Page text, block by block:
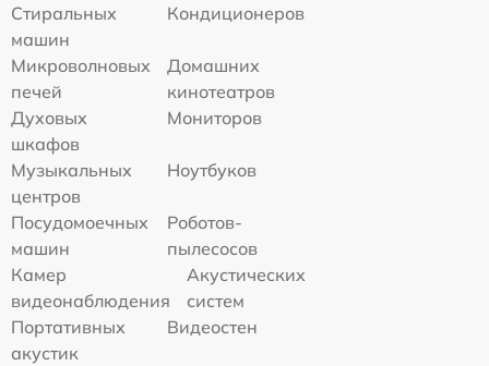
Стиральных
машин
Кондиционеров
Микроволновых
печей
Домашних
кинотеатров
Духовых
шкафов
Мониторов
Музыкальных
центров
Ноутбуков
Посудомоечных
машин
Роботов-
пылесосов
Камер
видеонаблюдения
Акустических
систем
Портативных
акустик
Видеостен